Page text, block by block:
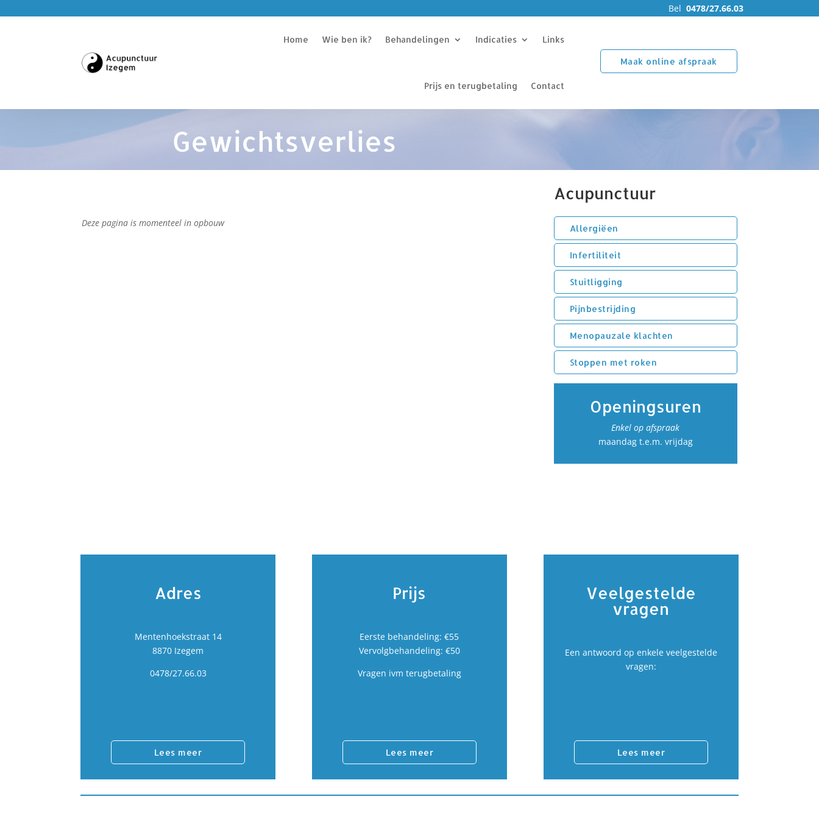
Bel 0478/27.66.03
Home Wie ben ik? Behandelingen Indicaties Links
Prijs en terugbetaling Contact
Maak online afspraak
Gewichtsverlies
Deze pagina is momenteel in opbouw
Acupunctuur
Allergiëen
Infertiliteit
Stuitligging
Pijnbestrijding
Menopauzale klachten
Stoppen met roken
Openingsuren
Enkel op afspraak
maandag t.e.m. vrijdag
Adres
Mentenhoekstraat 14
8870 Izegem
0478/27.66.03
Lees meer
Prijs
Eerste behandeling: €55
Vervolgbehandeling: €50
Vragen ivm terugbetaling
Lees meer
Veelgestelde
vragen
Een antwoord op enkele veelgestelde
vragen:
Lees meer